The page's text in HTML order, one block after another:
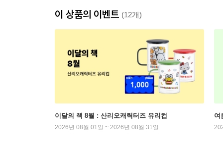
이 상품의 이벤트 (12개)
이달의 책 8월 : 산리오캐릭터즈 유리컵
2026년 08월 01일 ~ 2026년 08월 31일
여